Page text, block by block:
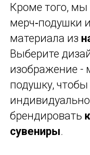
Кроме того,
мерч‑подушки
материала из
Выберите
изображение -
подушку,
брендировать
сувениры.